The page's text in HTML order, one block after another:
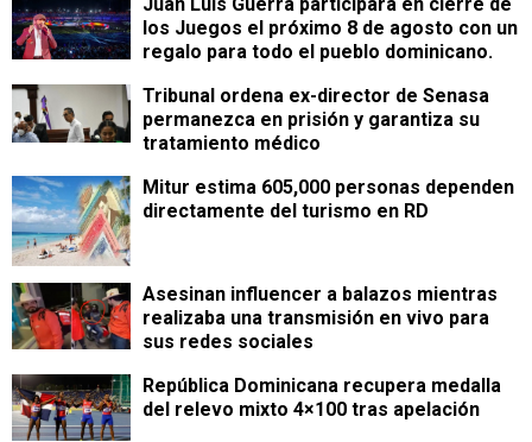
Juan Luis Guerra participará en cierre de
los Juegos el próximo 8 de agosto con un
regalo para todo el pueblo dominicano.
Tribunal ordena ex-director de Senasa
permanezca en prisión y garantiza su
tratamiento médico
Mitur estima 605,000 personas dependen
directamente del turismo en RD
Asesinan influencer a balazos mientras
realizaba una transmisión en vivo para
sus redes sociales
República Dominicana recupera medalla
del relevo mixto 4×100 tras apelación